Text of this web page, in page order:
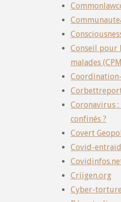
Conseil pour
malades
Coronavirus
confinés ?
Covert
Covid-
Criigen.org
Cyber-